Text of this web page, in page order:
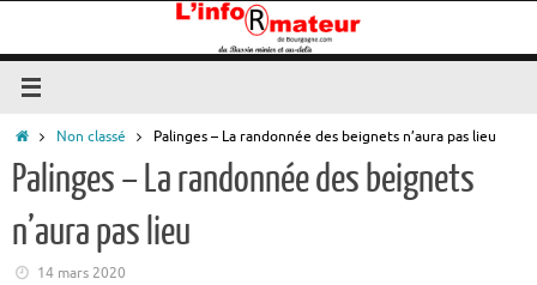
contenu
AccueilNon classé Palinges – La randonnée des beignets n’aura pas lieu
Palinges – La randonnée des beignets
n’aura pas lieu
14 mars 2020